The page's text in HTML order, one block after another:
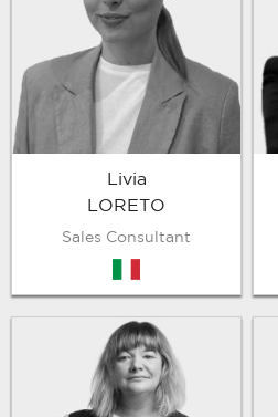
Livia
LORETO
Sales Consultant